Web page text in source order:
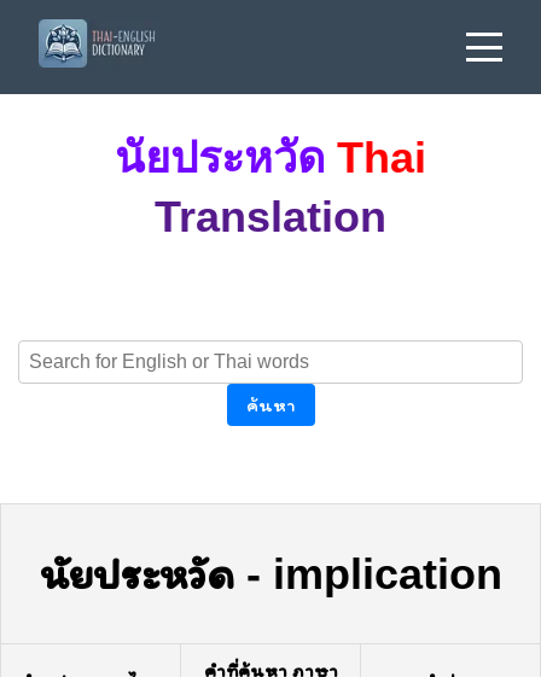
นัยประหวัด Thai
Translation
ค้นหา
นัยประหวัด- implication
คำที่ค้นหา ภาษา